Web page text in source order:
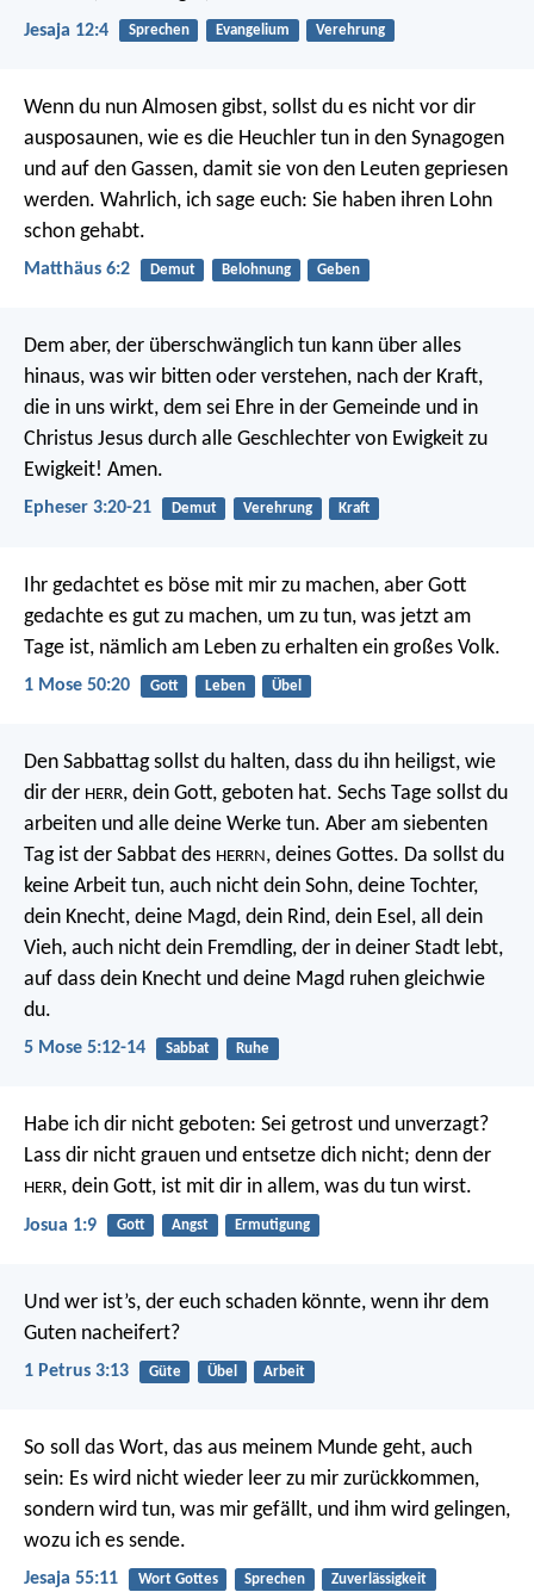
Jesaja 12:4 Sprechen Evangelium Verehrung
Wenn du nun Almosen gibst, sollst du es nicht vor dir
ausposaunen, wie es die Heuchler tun in den Synagogen
und auf den Gassen, damit sie von den Leuten gepriesen
werden. Wahrlich, ich sage euch: Sie haben ihren Lohn
schon gehabt.
Matthäus 6:2 Demut Belohnung Geben
Dem aber, der überschwänglich tun kann über alles
hinaus, was wir bitten oder verstehen, nach der Kraft,
die in uns wirkt, dem sei Ehre in der Gemeinde und in
Christus Jesus durch alle Geschlechter von Ewigkeit zu
Ewigkeit! Amen.
Epheser 3:20-21 Demut Verehrung Kraft
Ihr gedachtet es böse mit mir zu machen, aber Gott
gedachte es gut zu machen, um zu tun, was jetzt am
Tage ist, nämlich am Leben zu erhalten ein großes Volk.
1 Mose 50:20 Gott Leben Übel
Den Sabbattag sollst du halten, dass du ihn heiligst, wie
dir der HERR, dein Gott, geboten hat. Sechs Tage sollst du
arbeiten und alle deine Werke tun. Aber am siebenten
Tag ist der Sabbat des HERRN, deines Gottes. Da sollst du
keine Arbeit tun, auch nicht dein Sohn, deine Tochter,
dein Knecht, deine Magd, dein Rind, dein Esel, all dein
Vieh, auch nicht dein Fremdling, der in deiner Stadt lebt,
auf dass dein Knecht und deine Magd ruhen gleichwie
du.
5 Mose 5:12-14 Sabbat Ruhe
Habe ich dir nicht geboten: Sei getrost und unverzagt?
Lass dir nicht grauen und entsetze dich nicht; denn der
HERR, dein Gott, ist mit dir in allem, was du tun wirst.
Josua 1:9 Gott Angst Ermutigung
Und wer ist’s, der euch schaden könnte, wenn ihr dem
Guten nacheifert?
1 Petrus 3:13 Güte Übel Arbeit
So soll das Wort, das aus meinem Munde geht, auch
sein: Es wird nicht wieder leer zu mir zurückkommen,
sondern wird tun, was mir gefällt, und ihm wird gelingen,
wozu ich es sende.
Jesaja 55:11 Wort Gottes Sprechen Zuverlässigkeit